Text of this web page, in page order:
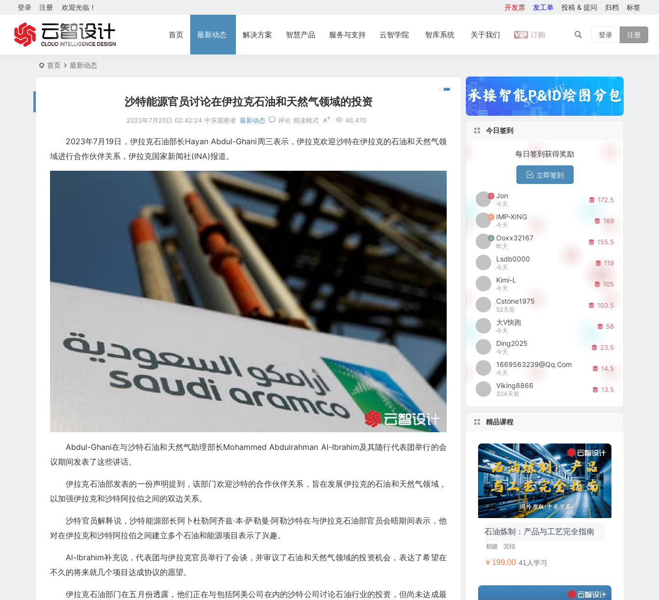
欢迎光临！
登录 注册 开发票 发工单 投稿 & 提问 归档 标签
首页 最新动态 解决方案 智慧产品 服务与支持 云智学院 智库系统 关于我们 订购 登录 注册
首页 最新动态
沙特能源官员讨论在伊拉克石油和天然气领域的投资
2023年7月20日 02:42:24 中东观察者 最新动态 评论 46,470
阅读模式
2023年7月19日，伊拉克石油部长Hayan Abdul-Ghani周三表示，伊拉克欢迎沙特在伊拉克的石油和天然气领
域进行合作伙伴关系，伊拉克国家新闻社(INA)报道。
Abdul-Ghani在与沙特石油和天然气助理部长Mohammed Abdulrahman Al-Ibrahim及其随行代表团举行的会
议期间发表了这些讲话。
伊拉克石油部发表的一份声明提到，该部门欢迎沙特的合作伙伴关系，旨在发展伊拉克的石油和天然气领域，
以加强伊拉克和沙特阿拉伯之间的双边关系。
沙特官员解释说，沙特能源部长阿卜杜勒阿齐兹·本·萨勒曼·阿勒沙特在与伊拉克石油部官员会晤期间表示，他
对在伊拉克和沙特阿拉伯之间建立多个石油和能源项目表示了兴趣。
Al-Ibrahim补充说，代表团与伊拉克官员举行了会谈，并审议了石油和天然气领域的投资机会，表达了希望在
不久的将来就几个项目达成协议的愿望。
伊拉克石油部门在五月份透露，他们正在与包括阿美公司在内的沙特公司讨论石油行业的投资，但尚未达成最
今日签到
每日签到获得奖励
立即签到
1 Jon
今天
172.5
2 IMP-XING
今天
169
3 Ooxx32167
昨天
155.5
Lsdb0000
今天
119
Kimi-L
今天
105
Cstone1975
52天前
103.5
大V快跑
今天
58
Ding2025
今天
23.5
1669563239@qq.com
今天
14.5
Viking8866
324天前
13.5
精品课程
204节
石油炼制：产品与工艺完全指南
初级 完结
￥199.00 41人学习